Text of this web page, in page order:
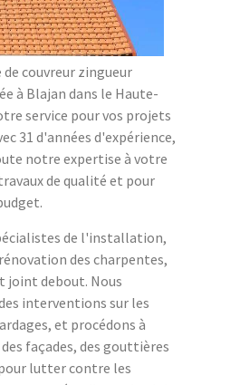
couvreur zingueur
à Blajan dans le Haute-
service pour vos projets
31 d'années d'expérience,
notre expertise à votre
de qualité et pour
de l'installation,
des charpentes,
joint debout. Nous
interventions sur les
et procédons à
façades, des gouttières
lutter contre les